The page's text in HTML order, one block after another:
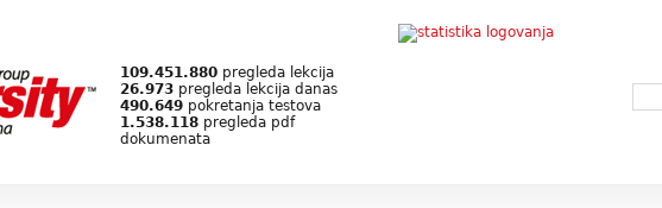
109.451.880 pregleda lekcija
26.973 pregleda lekcija danas
490.649 pokretanja testova
1.538.118 pregleda pdf
dokumenata